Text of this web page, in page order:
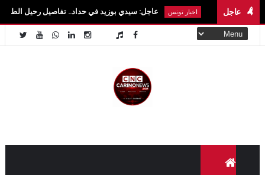
عاجل
اخبار تونس عاجل: سيدي بوزيد في حداد.. تفاصيل رحيل الطالبة آية الزايدي